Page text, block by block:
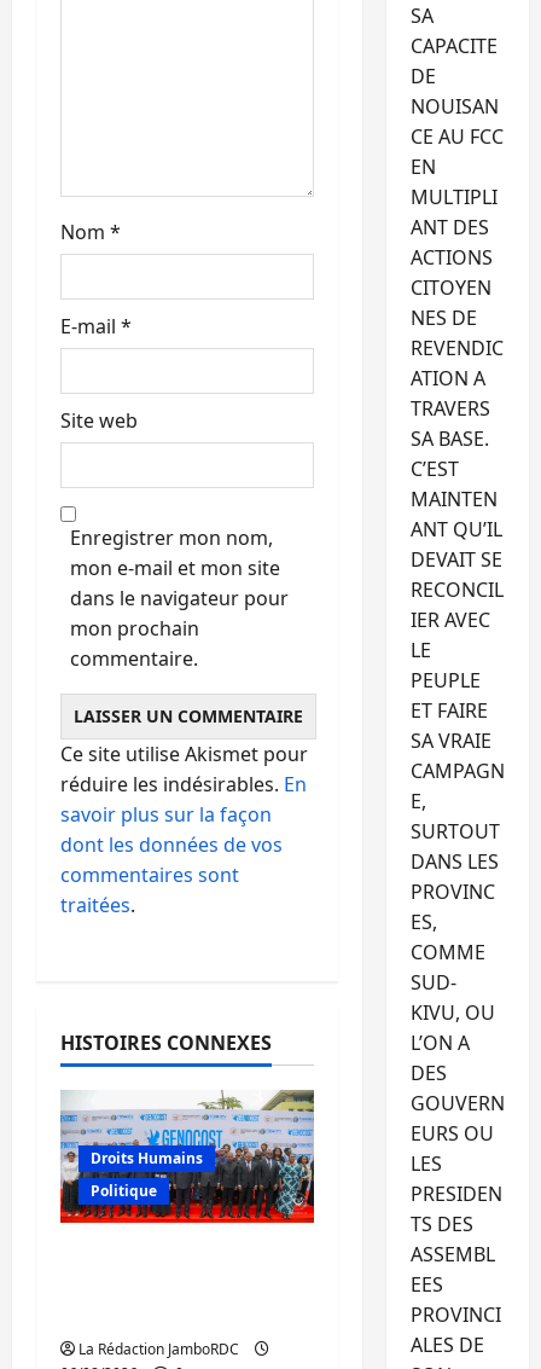
Nom *
E-mail *
Site web
Enregistrer mon nom,
mon e-mail et mon site
dans le navigateur pour
mon prochain
commentaire.
Ce site utilise Akismet pour
réduire les indésirables. En
savoir plus sur la façon
dont les données de vos
commentaires sont
traitées.
HISTOIRES CONNEXES
Droits Humains
Politique
La Rédaction JamboRDC
SA
CAPACITE
DE
NOUISAN
CE AU FCC
EN
MULTIPLI
ANT DES
ACTIONS
CITOYEN
NES DE
REVENDIC
ATION A
TRAVERS
SA BASE.
C’EST
MAINTEN
ANT QU’IL
DEVAIT SE
RECONCIL
IER AVEC
LE
PEUPLE
ET FAIRE
SA VRAIE
CAMPAGN
E,
SURTOUT
DANS LES
PROVINC
ES,
COMME
SUD-
KIVU, OU
L’ON A
DES
GOUVERN
EURS OU
LES
PRESIDEN
TS DES
ASSEMBL
EES
PROVINCI
ALES DE